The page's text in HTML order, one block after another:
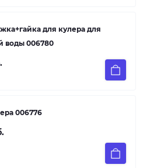
для кулера для
воды 006780
006776